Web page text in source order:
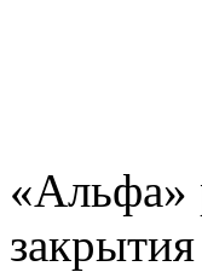
«Альфа»